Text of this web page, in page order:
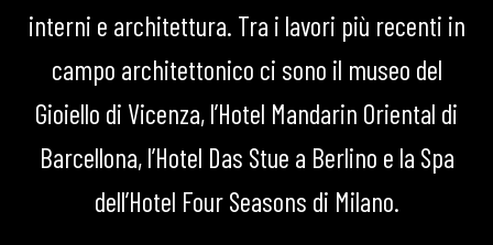
interni e architettura. Tra i lavori più recenti in
campo architettonico ci sono il museo del
Gioiello di Vicenza, l’Hotel Mandarin Oriental di
Barcellona, l’Hotel Das Stue a Berlino e la Spa
dell’Hotel Four Seasons di Milano.